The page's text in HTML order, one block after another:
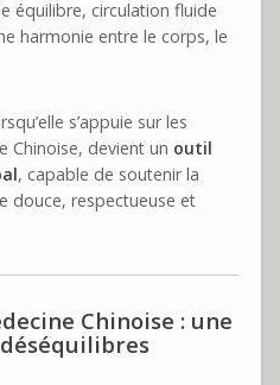
équilibre, circulation fluide
harmonie entre le corps, le
s’appuie sur les
Chinoise, devient un outil
, capable de soutenir la
douce, respectueuse et
Chinoise : une